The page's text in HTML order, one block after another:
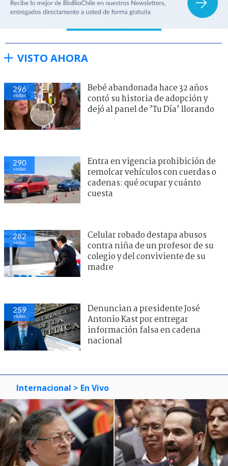
VISTO AHORA
296
visitas
Bebé abandonada hace 32 años
contó su historia de adopción y
dejó al panel de ’Tu Día’ llorando
290
visitas
Entra en vigencia prohibición de
remolcar vehículos con cuerdas o
cadenas: qué ocupar y cuánto
cuesta
282
visitas
Celular robado destapa abusos
contra niña de un profesor de su
colegio y del conviviente de su
madre
259
visitas
Denuncian a presidente José
Antonio Kast por entregar
información falsa en cadena
nacional
Internacional > En Vivo